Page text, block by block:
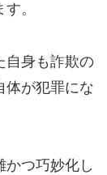
。
自身も詐欺の
体が犯罪にな
つ巧妙化し